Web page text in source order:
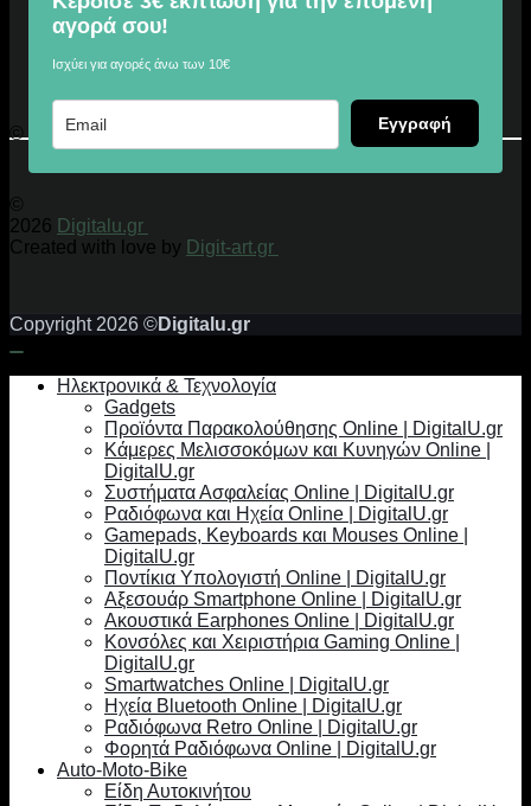
αγορά σου!
Ισχύει για αγορές άνω των 10€
Εγγραφή
© 2026 Digitalu.gr
©
2026 Digitalu.gr
Created with love by Digit-art.gr
Copyright 2026 ©Digitalu.gr
Ηλεκτρονικά & Τεχνολογία
Gadgets
Προϊόντα Παρακολούθησης Online | DigitalU.gr
Κάμερες Μελισσοκόμων και Κυνηγών Online |
DigitalU.gr
Συστήματα Ασφαλείας Online | DigitalU.gr
Ραδιόφωνα και Ηχεία Online | DigitalU.gr
Gamepads, Keyboards και Mouses Online |
DigitalU.gr
Ποντίκια Υπολογιστή Online | DigitalU.gr
Αξεσουάρ Smartphone Online | DigitalU.gr
Ακουστικά Earphones Online | DigitalU.gr
Κονσόλες και Χειριστήρια Gaming Online |
DigitalU.gr
Smartwatches Online | DigitalU.gr
Ηχεία Bluetooth Online | DigitalU.gr
Ραδιόφωνα Retro Online | DigitalU.gr
Φορητά Ραδιόφωνα Online | DigitalU.gr
Auto-Moto-Bike
Είδη Αυτοκινήτου